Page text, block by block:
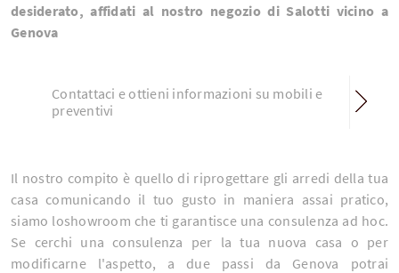
desiderato, affidati al nostro negozio di Salotti vicino a
Genova
Contattaci e ottieni informazioni su mobili e
preventivi
Il nostro compito è quello di riprogettare gli arredi della tua
casa comunicando il tuo gusto in maniera assai pratico,
siamo loshowroom che ti garantisce una consulenza ad hoc.
Se cerchi una consulenza per la tua nuova casa o per
modificarne l'aspetto, a due passi da Genova potrai